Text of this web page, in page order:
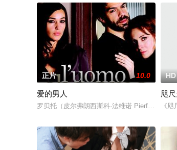
正片 10.0
爱的男人
罗贝托（皮尔弗朗西斯科·法维诺
HD
咫
《